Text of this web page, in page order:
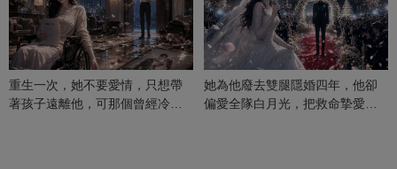
重生一次，她不要愛情，只想帶
著孩子遠離他，可那個曾經冷漠
她為他廢去雙腿隱婚四年，他卻
偏愛全隊白月光，把救命摯愛當